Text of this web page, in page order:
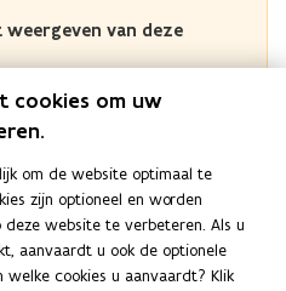
weergeven van deze
van deze
of contacteer ons
cookies om uw
om de website optimaal te
zijn optioneel en worden
website te verbeteren. Als u
aanvaardt u ook de optionele
cookies u aanvaardt? Klik